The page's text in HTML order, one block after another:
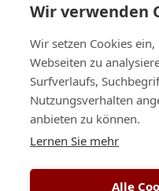
Wir verwenden
Wir setzen Cookies
Webseiten zu
Surfverlaufs,
Nutzungsverhalten
anbieten zu können.
Lernen Sie mehr
Alle
Ihre Nachricht (optional)